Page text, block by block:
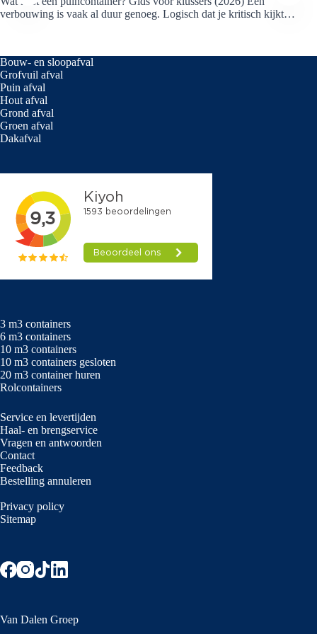
verbouwing is vaak al duur genoeg. Logisch dat je kritisch kijkt…
Bouw- en sloopafval
Grofvuil afval
Puin afval
Hout afval
Grond afval
Groen afval
Dakafval
3 m3 containers
6 m3 containers
10 m3 containers
10 m3 containers gesloten
20 m3 container huren
Rolcontainers
Service en levertijden
Haal- en brengservice
Vragen en antwoorden
Contact
Feedback
Bestelling annuleren
Privacy policy
Sitemap
Van Dalen Groep